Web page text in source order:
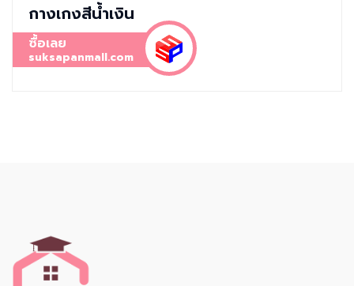
กางเกงสีน้ำเงิน
ซื้อเลย
suksapanmall.com